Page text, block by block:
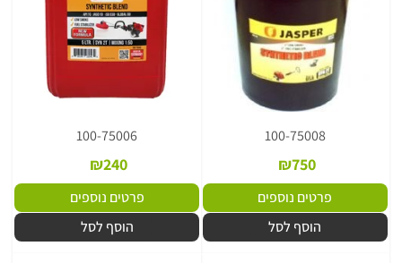
100-75008
₪750
פרטים נוספים
הוסף לסל
100-75006
₪240
פרטים נוספים
הוסף לסל